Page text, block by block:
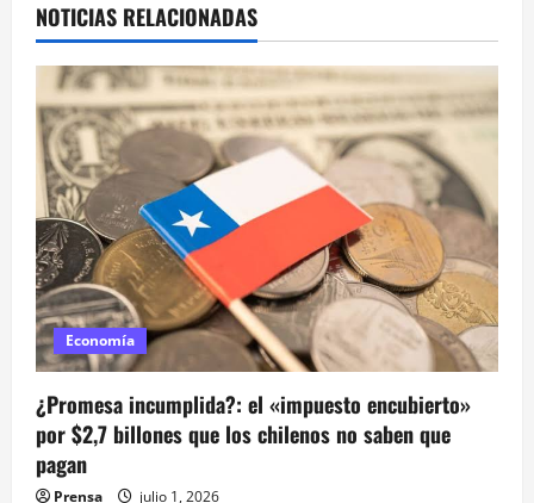
c
ó
n
d
e
e
n
t
r
NOTICIAS RELACIONADAS
Economía
¿Promesa incumplida?: el «impuesto encubierto»
por $2,7 billones que los chilenos no saben que
pagan
Prensa julio 1, 2026